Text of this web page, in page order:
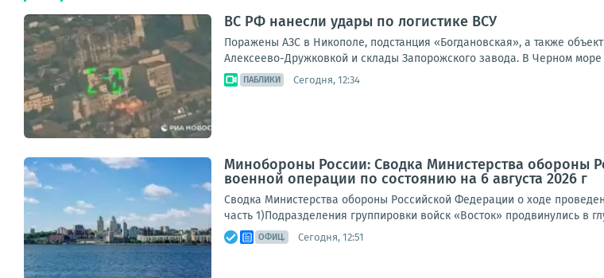
ВС РФ нанесли удары по логистике ВСУ
Поражены АЗС в Никополе, подстанция «Богдановская», а также
Алексеево-Дружковкой и склады Запорожского завода. В Черном
ПАБЛИКИ Сегодня, 12:34
Минобороны России: Сводка Министерства обороны
военной операции по состоянию на 6 августа 2026 г
Сводка Министерства обороны Российской Федерации о ходе
часть 1)Подразделения группировки войск «Восток» продвинулись в
ОФИЦ. Сегодня, 12:51